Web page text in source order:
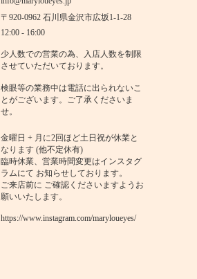
〒920-0962 石川県金沢市広坂1-1-28
12:00 - 16:00
少人数での営業の為、入店人数を制限
させていただいております。
検眼等の業務中は電話に出られないこ
とがございます。ご了承くださいま
せ。
金曜日 + 月に2回ほど土日祝が休業と
なります (他不定休有)
臨時休業、営業時間変更はインスタグ
ラムにて お知らせしております。
ご来店前に ご確認くださいますようお
願いいたします。
https://www.instagram.com/maryloueyes/